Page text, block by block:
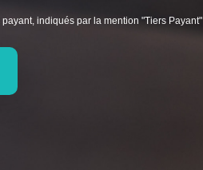
indiqués par la mention "Tiers Payant"